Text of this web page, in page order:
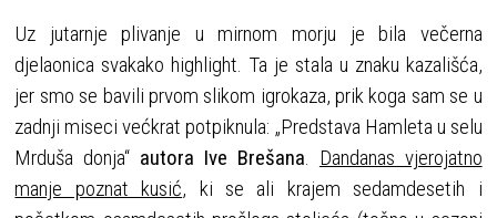
Uz jutarnje plivanje u mirnom morju je bila večerna
djelaonica svakako highlight. Ta je stala u znaku kazališća,
jer smo se bavili prvom slikom igrokaza, prik koga sam se u
zadnji miseci većkrat potpiknula: „Predstava Hamleta u selu
Mrduša donja“ autora Ive Brešana
Dandanas vjerojatno
manje poznat kusić, ki se ali krajem sedamdesetih i